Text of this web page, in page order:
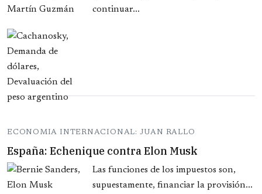
continuar...
ECONOMIA INTERNACIONAL: JUAN RALLO
España: Echenique contra Elon Musk
Las funciones de los impuestos son,
supuestamente, financiar la provisión...